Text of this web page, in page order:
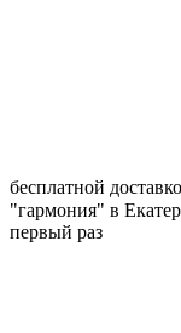
бесплатной
"гармония" в
первый раз